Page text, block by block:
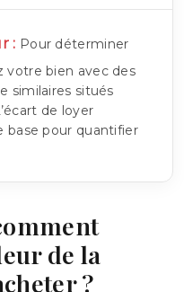
: Pour déterminer
votre bien avec des
similaires situés
de loyer
base pour quantifier
de la
?